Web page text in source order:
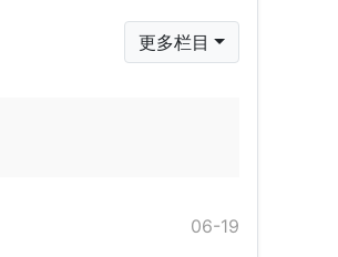
更多栏目
06-19